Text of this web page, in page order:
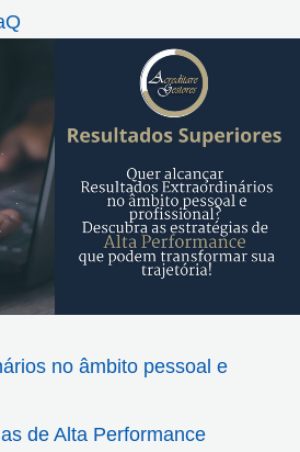
no âmbito pessoal e
de Alta Performance